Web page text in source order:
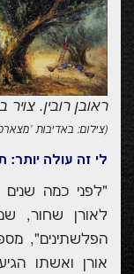
ראובן רובין. צויר בירושלים 1946,
(צילום: באדיבות
לי זה עולה יותר:
"לפני כמה
לאורן שחור,
הפלשתינים",
אורן ואשתו